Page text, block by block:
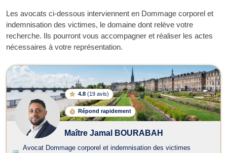
Les avocats ci-dessous interviennent en Dommage corporel et
indemnisation des victimes, le domaine dont relève votre
recherche. Ils pourront vous accompagner et réaliser les actes
nécessaires à votre représentation.
4.8 (19 avis)
Répond rapidement
Maître Jamal BOURABAH
Avocat Dommage corporel et indemnisation des victimes